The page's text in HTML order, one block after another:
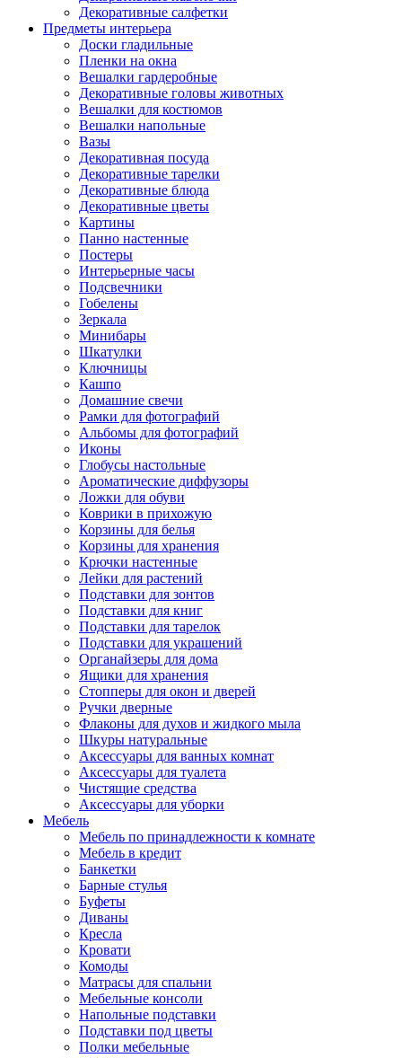
Декоративные салфетки
Предметы интерьера
Доски гладильные
Пленки на окна
Вешалки гардеробные
Декоративные головы животных
Вешалки для костюмов
Вешалки напольные
Вазы
Декоративная посуда
Декоративные тарелки
Декоративные блюда
Декоративные цветы
Картины
Панно настенные
Постеры
Интерьерные часы
Подсвечники
Гобелены
Зеркала
Минибары
Шкатулки
Ключницы
Кашпо
Домашние свечи
Рамки для фотографий
Альбомы для фотографий
Иконы
Глобусы настольные
Ароматические диффузоры
Ложки для обуви
Коврики в прихожую
Корзины для белья
Корзины для хранения
Крючки настенные
Лейки для растений
Подставки для зонтов
Подставки для книг
Подставки для тарелок
Подставки для украшений
Органайзеры для дома
Ящики для хранения
Стопперы для окон и дверей
Ручки дверные
Флаконы для духов и жидкого мыла
Шкуры натуральные
Аксессуары для ванных комнат
Аксессуары для туалета
Чистящие средства
Аксессуары для уборки
Мебель
Мебель по принадлежности к комнате
Мебель в кредит
Банкетки
Барные стулья
Буфеты
Диваны
Кресла
Кровати
Комоды
Матрасы для спальни
Мебельные консоли
Напольные подставки
Подставки под цветы
Полки мебельные